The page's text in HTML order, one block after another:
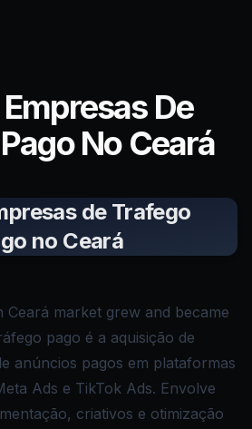
De
No Ceará
de Trafego
no Ceará
Ceará market grew and became
pago é a aquisição de
anúncios pagos em plataformas
Ads e TikTok Ads. Envolve
criativos e otimização